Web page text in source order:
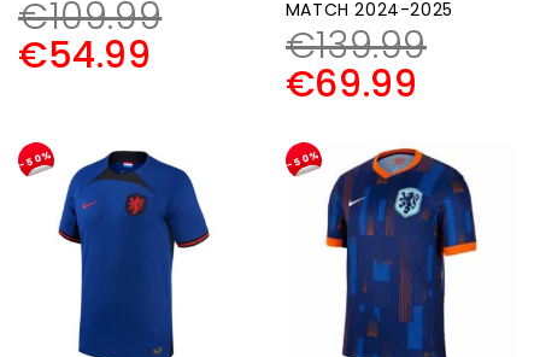
€109.99
€54.99
MATCH 2024-2025
€139.99
€69.99
-50% -50%